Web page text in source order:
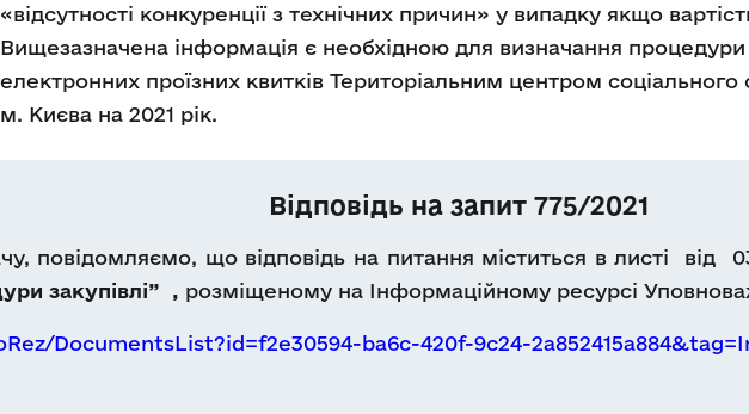
«відсутності конкуренції з технічних причин» у випадку якщо
Вищезазначена інформація є необхідною для визначання процедури
електронних проїзних квитків Територіальним центром
м. Києва на 2021 рік.
Відповідь на запит 775/2021
повідомляємо, що відповідь на питання міститься в листі від
закупівлі”
, розміщеному на Інформаційному ресурсі
DocumentsList?id=f2e30594-ba6c-420f-9c24-